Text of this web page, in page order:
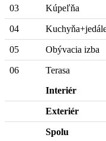
03 Kúpeľňa
04
05 Obývacia izba
06 Terasa
Interiér
Exteriér
Spolu